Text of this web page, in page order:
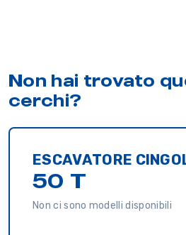
Non hai trovato
cerchi?
ESCAVATORE
50 T
Non ci sono modelli disponibili